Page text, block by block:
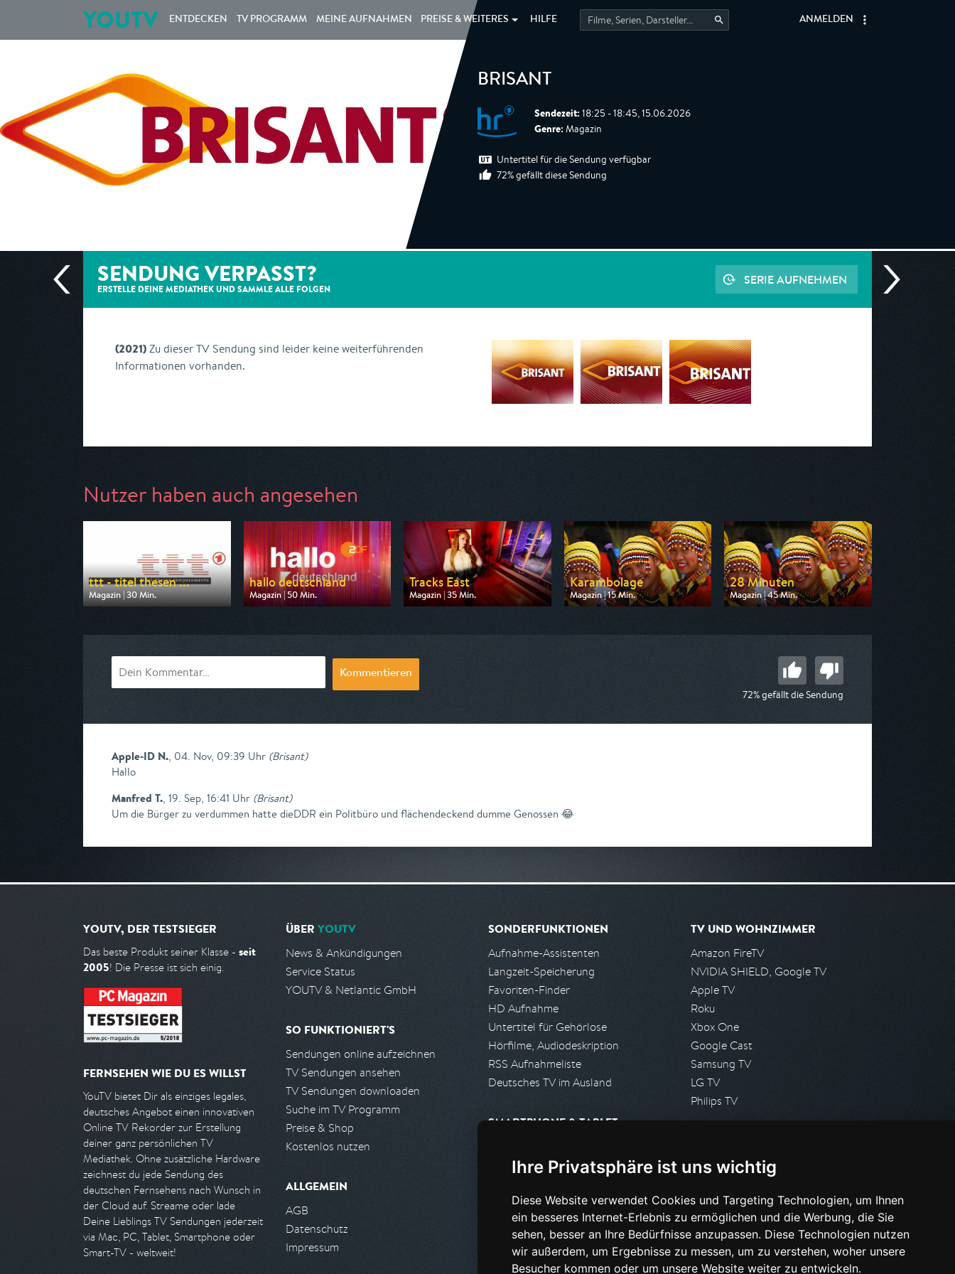
Ihre Privatsphäre ist uns wichtig
Diese Website verwendet Cookies und Targeting Technologien, um Ihnen
ein besseres Internet-Erlebnis zu ermöglichen und die Werbung, die Sie
sehen, besser an Ihre Bedürfnisse anzupassen. Diese Technologien nutzen
wir außerdem, um Ergebnisse zu messen, um zu verstehen, woher unsere
Besucher kommen oder um unsere Website weiter zu entwickeln.
YOUTV ENTDECKEN TV PROGRAMM MEINE AUFNAHMEN PREISE & WEITERES HILFE ANMELDEN
BRISANT
Sendezeit: 18:25 - 18:45, 15.06.2026
Genre: Magazin
Untertitel für die Sendung verfügbar
72% gefällt diese Sendung
SENDUNG VERPASST?
ERSTELLE DEINE MEDIATHEK UND SAMMLE ALLE FOLGEN
SERIE AUFNEHMEN
(2021)Zu dieser TV Sendung sind leider keine weiterführenden
Informationen vorhanden.
Nutzer haben auch angesehen
ttt - titel thesen ...
Magazin | 30 Min.
Ausgestrahlt von ARD
hallo deutschland
Magazin | 50 Min.
Ausgestrahlt von ZDF
Tracks East
Magazin | 35 Min.
Ausgestrahlt von arte
Karambolage
Magazin | 15 Min.
Ausgestrahlt von arte
28 Minuten
Magazin | 45 Min.
Ausgestrahlt von arte
Kommentieren
72% gefällt die Sendung
Apple-ID N., 04. Nov, 09:39 Uhr (Brisant)
Hallo
Manfred T., 19. Sep, 16:41 Uhr (Brisant)
Um die Bürger zu verdummen hatte dieDDR ein Politbüro und flächendeckend dumme Genossen 😂
YOUTV, DER TESTSIEGER
Das beste Produkt seiner Klasse - seit
2005! Die Presse ist sich einig.
FERNSEHEN WIE DU ES WILLST
YouTV bietet Dir als einziges legales,
deutsches Angebot einen innovativen
Online TV Rekorder zur Erstellung
deiner ganz persönlichen TV
Mediathek. Ohne zusätzliche Hardware
zeichnest du jede Sendung des
deutschen Fernsehens nach Wunsch in
der Cloud auf. Streame oder lade
Deine Lieblings TV Sendungen jederzeit
via Mac, PC, Tablet, Smartphone oder
Smart-TV - weltweit!
ÜBER YOUTV
News & Ankündigungen
Service Status
YOUTV & Netlantic GmbH
SO FUNKTIONIERT'S
Sendungen online aufzeichnen
TV Sendungen ansehen
TV Sendungen downloaden
Suche im TV Programm
Preise & Shop
Kostenlos nutzen
ALLGEMEIN
AGB
Datenschutz
Impressum
SONDERFUNKTIONEN
Aufnahme-Assistenten
Langzeit-Speicherung
Favoriten-Finder
HD Aufnahme
Untertitel für Gehörlose
Hörfilme, Audiodeskription
RSS Aufnahmeliste
Deutsches TV im Ausland
SMARTPHONE & TABLET
Android App
PARTNER
Partnerliste
Partner werden
TV UND WOHNZIMMER
Amazon FireTV
NVIDIA SHIELD, Google TV
Apple TV
Roku
Xbox One
Google Cast
Samsung TV
LG TV
Philips TV
Presseanfrage stellen
HILFE & SUPPORT
Häufig gestellte Fragen
Anfrage stellen